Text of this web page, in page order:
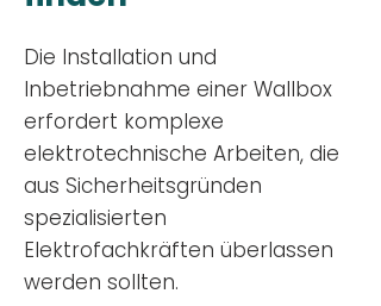
Die Installation und
Inbetriebnahme einer Wallbox
erfordert komplexe
elektrotechnische Arbeiten, die
aus Sicherheitsgründen
spezialisierten
Elektrofachkräften überlassen
werden sollten.